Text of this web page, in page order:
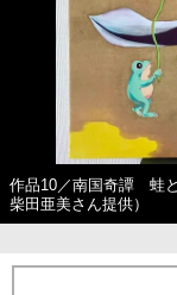
作品10／南国奇譚 蛙
柴田亜美さん提供）